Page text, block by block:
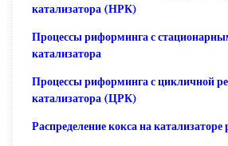
катализатора (НРК)
Процессы риформинга с
катализатора
Процессы риформинга с цикличной
катализатора (ЦРК)
Распределение кокса на